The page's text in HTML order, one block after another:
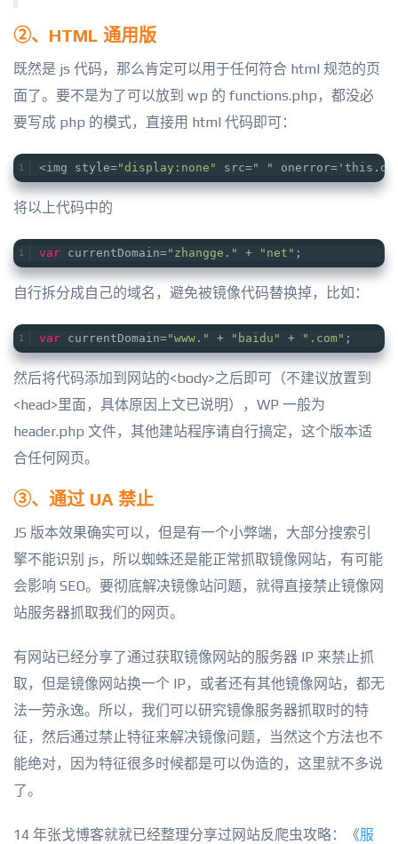
②、HTML 通用版
既然是 js 代码，那么肯定可以用于任何符合 html 规范的页
面了。要不是为了可以放到 wp 的 functions.php，都没必
要写成 php 的模式，直接用 html 代码即可：
<img style="display:none" src=" "
将以上代码中的
var currentDomain="zhangge." + "net" ;
自行拆分成自己的域名，避免被镜像代码替换掉，比如：
var currentDomain="www." + "baidu" + ".com" ;
然后将代码添加到网站的<body>之后即可（不建议放置到
<head>里面，具体原因上文已说明），WP 一般为
header.php 文件，其他建站程序请自行搞定，这个版本适
合任何网页。
③、通过 UA 禁止
JS 版本效果确实可以，但是有一个小弊端，大部分搜索引
擎不能识别 js，所以蜘蛛还是能正常抓取镜像网站，有可能
会影响 SEO。要彻底解决镜像站问题，就得直接禁止镜像网
站服务器抓取我们的网页。
有网站已经分享了通过获取镜像网站的服务器 IP 来禁止抓
取，但是镜像网站换一个 IP，或者还有其他镜像网站，都无
法一劳永逸。所以，我们可以研究镜像服务器抓取时的特
征，然后通过禁止特征来解决镜像问题，当然这个方法也不
能绝对，因为特征很多时候都是可以伪造的，这里就不多说
了。
14 年张戈博客就就已经整理分享过网站反爬虫攻略：《服